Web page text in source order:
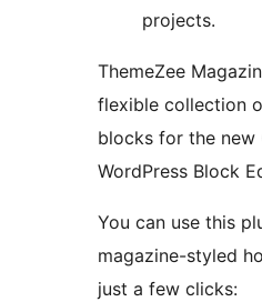
projects.
ThemeZee
flexible collection
blocks for the new
WordPress Block
You can use this
magazine-styled
just a few clicks: